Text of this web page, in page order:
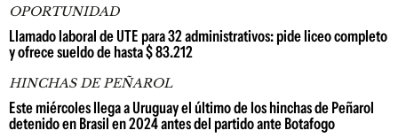
OPORTUNIDAD
Llamado laboral de UTE para 32 administrativos: pide liceo completo
y ofrece sueldo de hasta $ 83.212
HINCHAS DE PEÑAROL
Este miércoles llega a Uruguay el último de los hinchas de Peñarol
detenido en Brasil en 2024 antes del partido ante Botafogo